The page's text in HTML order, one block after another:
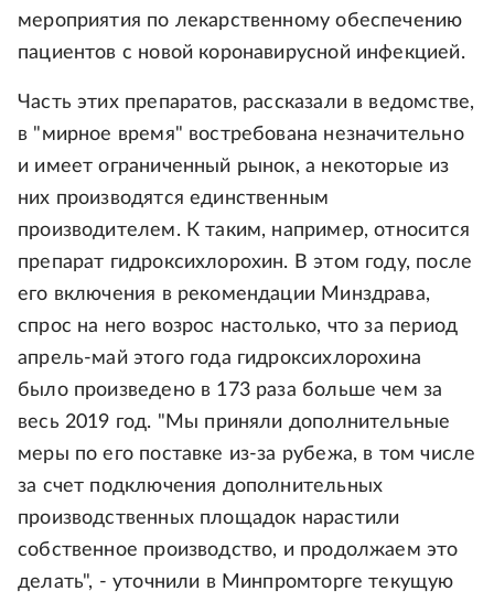
мероприятия по лекарственному обеспечению
пациентов с новой коронавирусной инфекцией.
Часть этих препаратов, рассказали в ведомстве,
в "мирное время" востребована незначительно
и имеет ограниченный рынок, а некоторые из
них производятся единственным
производителем. К таким, например, относится
препарат гидроксихлорохин. В этом году, после
его включения в рекомендации Минздрава,
спрос на него возрос настолько, что за период
апрель-май этого года гидроксихлорохина
было произведено в 173 раза больше чем за
весь 2019 год. "Мы приняли дополнительные
меры по его поставке из-за рубежа, в том числе
за счет подключения дополнительных
производственных площадок нарастили
собственное производство, и продолжаем это
делать", - уточнили в Минпромторге текущую